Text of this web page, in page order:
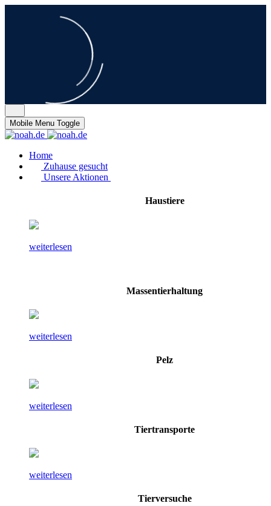
Mobile Menu Toggle
Home
Zuhause gesucht
Unsere Aktionen
Haustiere
weiterlesen
Massentierhaltung
weiterlesen
Pelz
weiterlesen
Tiertransporte
weiterlesen
Tierversuche